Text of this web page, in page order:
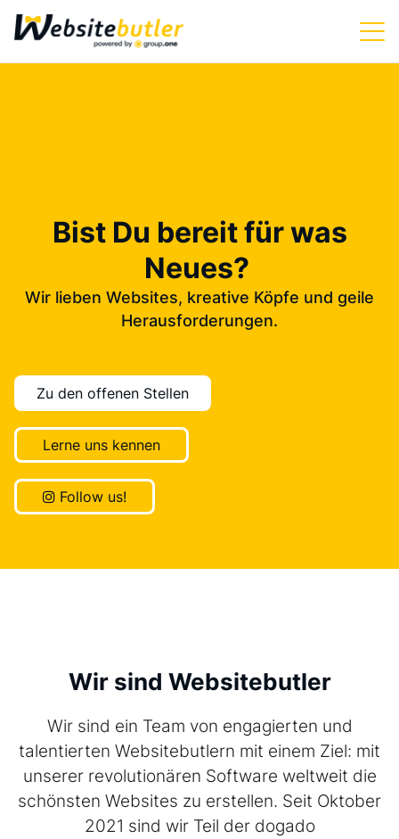
Bist Du bereit für was
Neues?
Wir lieben Websites, kreative Köpfe und geile
Herausforderungen.
Zu den offenen Stellen
Lerne uns kennen
Follow us!
Wir sind Websitebutler
Wir sind ein Team von engagierten und
talentierten Websitebutlern mit einem Ziel: mit
unserer revolutionären Software weltweit die
schönsten Websites zu erstellen. Seit Oktober
2021 sind wir Teil der dogado